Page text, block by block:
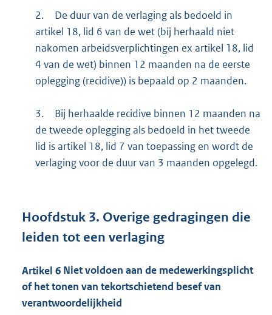
2.
De duur van de verlaging als bedoeld in
artikel 18, lid 6 van de wet (bij herhaald niet
nakomen arbeidsverplichtingen ex artikel 18, lid
4 van de wet) binnen 12 maanden na de eerste
oplegging (recidive)) is bepaald op 2 maanden.
3.
Bij herhaalde recidive binnen 12 maanden na
de tweede oplegging als bedoeld in het tweede
lid is artikel 18, lid 7 van toepassing en wordt de
verlaging voor de duur van 3 maanden opgelegd.
Hoofdstuk 3. Overige gedragingen die
leiden tot een verlaging
Artikel 6 Niet voldoen aan de medewerkingsplicht
of het tonen van tekortschietend besef van
verantwoordelijkheid